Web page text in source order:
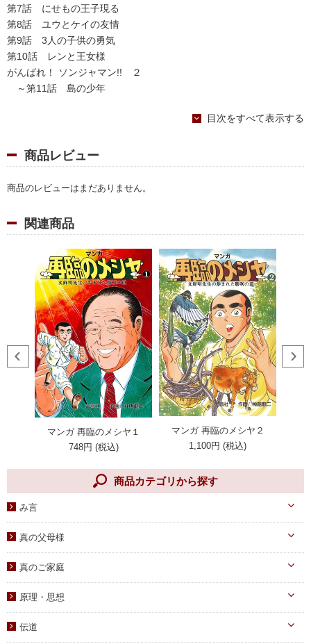
第7話 にせもの王子現る
第8話 ユウとケイの友情
第9話 3人の子供の勇気
第10話 レンと王女様
がんばれ！ ソンジャマン!! ２
～第11話 島の少年
第15話 希望の日の到来
第16話 子供たちの力
第17話 井戸掘り
～第18話 町内掃除
第19話 となりの村
第20話 課外授業
第21話 魂の山（１）登山口編
第22話 魂の山（２）旧約界編
第23話 魂の山（３）新約界編
第24話 魂の山（４）成約界編
第25話 魂の山（５）最後の試練編
第26話 魂の山（６）勝利した子供たち編
目次をすべて表示する
商品レビュー
商品のレビューはまだありません。
関連商品
ァイ
マンガ 再臨のメシヤ１
748円 (税込)
マンガ 再臨のメシヤ２
1,100円 (税込)
商品カテゴリから探す
み言
摂理のみ言
信仰のみ言
子女教育
真の父母様
生涯路程
自叙伝関連
真のご家庭
原理・思想
伝道